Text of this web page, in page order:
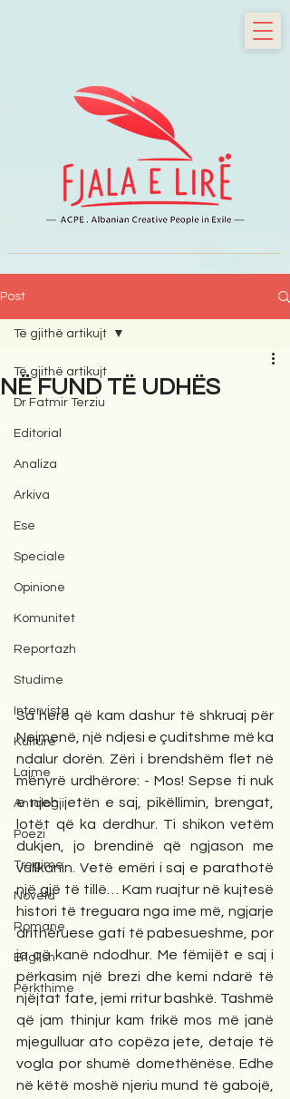
Post
Të gjithë artikujt
Dr Fatmir Terziu
Editorial
Analiza
Arkiva
Ese
Speciale
Opinione
Komunitet
Reportazh
Studime
Intervista
Kulturë
Lajme
Antologji
Poezi
Tregime
Novela
Romane
English
Përkthime
Të gjithë artikujt
NË FUND TË UDHËS
Sa herë që kam dashur të shkruaj për
Nejmenë, një ndjesi e çuditshme më ka
ndalur dorën. Zëri i brendshëm flet në
mënyrë urdhërore: - Mos! Sepse ti nuk
e njeh jetën e saj, pikëllimin, brengat,
lotët që ka derdhur. Ti shikon vetëm
dukjen, jo brendinë që ngjason me
vullkanin. Vetë emëri i saj e parathotë
një gjë të tillë… Kam ruajtur në kujtesë
histori të treguara nga ime më, ngjarje
drithëruese gati të pabesueshme, por
ja që kanë ndodhur. Me fëmijët e saj i
përkasim një brezi dhe kemi ndarë të
njëjtat fate, jemi rritur bashkë. Tashmë
që jam thinjur kam frikë mos më janë
mjegulluar ato copëza jete, detaje të
vogla por shumë domethënëse. Edhe
në këtë moshë njeriu mund të gabojë,